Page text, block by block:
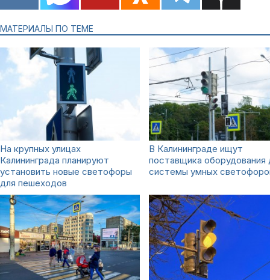
МАТЕРИАЛЫ ПО ТЕМЕ
На крупных улицах
Калининграда планируют
установить новые светофоры
для пешеходов
В Калининграде ищут
поставщика оборудования
системы умных